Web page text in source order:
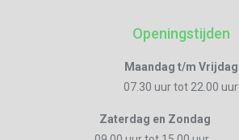
Openingstijden
Maandag t/m Vrijdag
07.30 uur tot 22.00 uur
Zaterdag en Zondag